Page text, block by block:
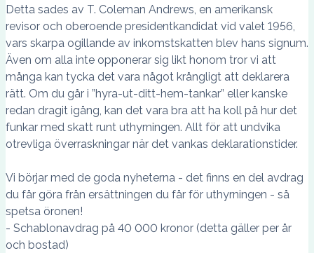
Detta sades av T. Coleman Andrews, en amerikansk
revisor och oberoende presidentkandidat vid valet 1956,
vars skarpa ogillande av inkomstskatten blev hans signum.
Även om alla inte opponerar sig likt honom tror vi att
många kan tycka det vara något krångligt att deklarera
rätt. Om du går i ”hyra-ut-ditt-hem-tankar” eller kanske
redan dragit igång, kan det vara bra att ha koll på hur det
funkar med skatt runt uthyrningen. Allt för att undvika
otrevliga överraskningar när det vankas deklarationstider.
Vi börjar med de goda nyheterna - det finns en del avdrag
du får göra från ersättningen du får för uthyrningen - så
spetsa öronen!
- Schablonavdrag på 40 000 kronor (detta gäller per år
och bostad)